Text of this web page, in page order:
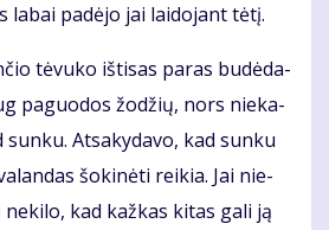
la­bai pa­dė­jo jai lai­do­jant tė­tį.
tė­vu­ko iš­ti­sas pa­ras bu­dė­da­
pa­guo­dos žo­džių, nors nie­ka­
sun­ku. At­sa­ky­da­vo, kad sun­ku
šo­ki­nė­ti rei­kia. Jai nie­
kad kaž­kas ki­tas ga­li ją